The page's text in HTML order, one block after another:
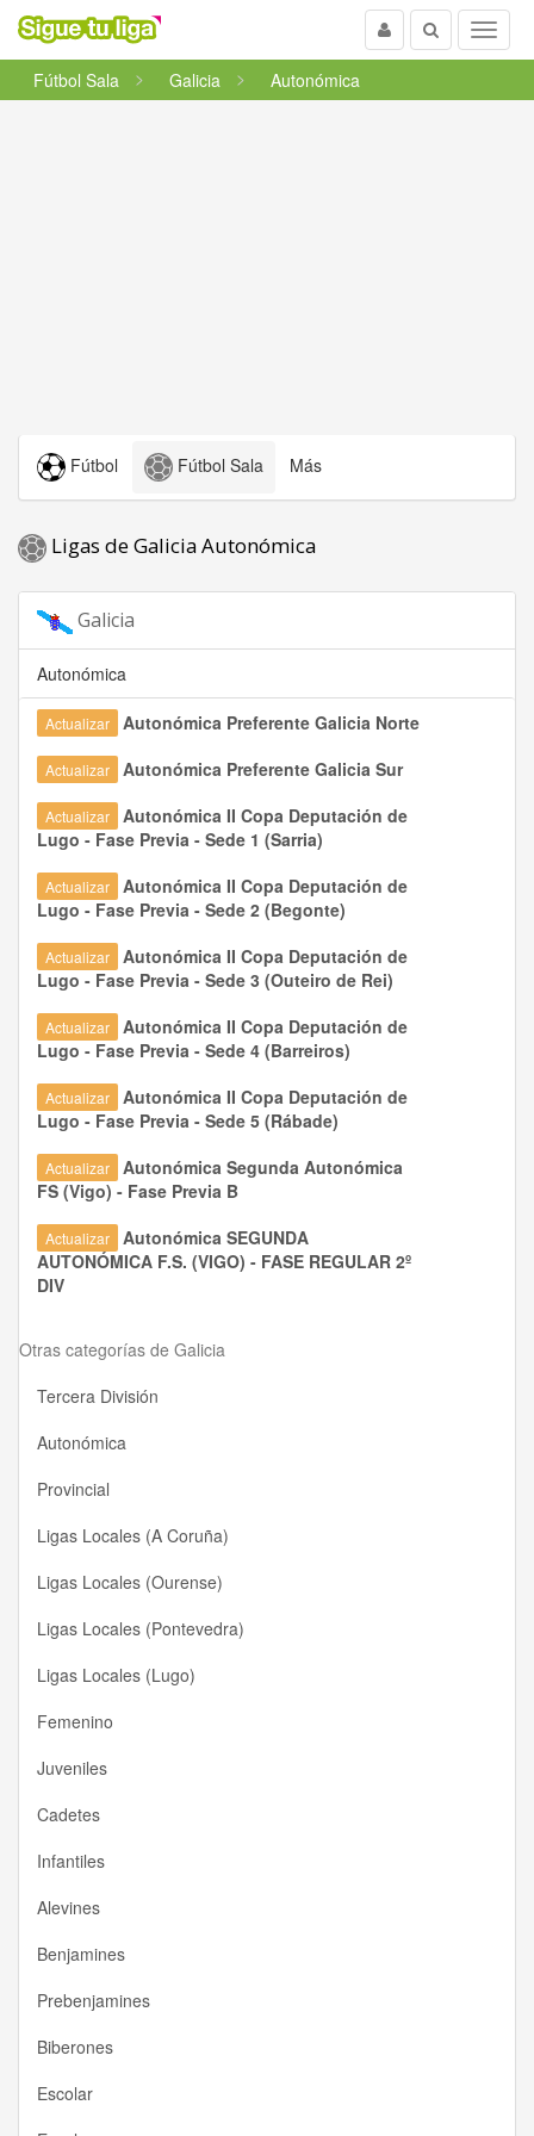
Menu
Buscar
Usuario
Fútbol Sala
Galicia Autonómica
Fútbol Fútbol Sala Más
Ligas de Galicia Autonómica
Galicia
Autonómica
Actualizar Autonómica Preferente Galicia Norte
Actualizar Autonómica Preferente Galicia Sur
Actualizar
Autonómica II Copa Deputación de
Lugo - Fase Previa - Sede 1 (Sarria)
Actualizar
Autonómica II Copa Deputación de
Lugo - Fase Previa - Sede 2 (Begonte)
Actualizar
Autonómica II Copa Deputación de
Lugo - Fase Previa - Sede 3 (Outeiro de Rei)
Actualizar
Autonómica II Copa Deputación de
Lugo - Fase Previa - Sede 4 (Barreiros)
Actualizar
Autonómica II Copa Deputación de
Lugo - Fase Previa - Sede 5 (Rábade)
Actualizar
Autonómica Segunda Autonómica
FS (Vigo) - Fase Previa B
Actualizar
Autonómica SEGUNDA
AUTONÓMICA F.S. (VIGO) - FASE REGULAR 2º
DIV
Otras categorías de Galicia
Tercera División
Autonómica
Provincial
Ligas Locales (A Coruña)
Ligas Locales (Ourense)
Ligas Locales (Pontevedra)
Ligas Locales (Lugo)
Femenino
Juveniles
Cadetes
Infantiles
Alevines
Benjamines
Prebenjamines
Biberones
Escolar